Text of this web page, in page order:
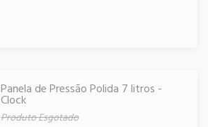
Panela de Pressão Polida 7 litros -
Clock
Produto Esgotado